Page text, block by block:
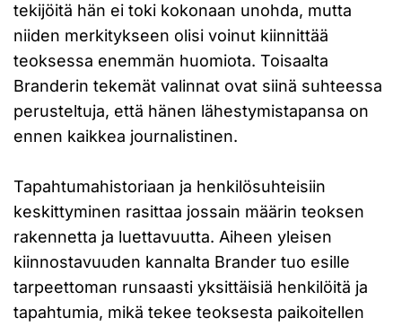
tekijöitä hän ei toki kokonaan unohda, mutta
niiden merkitykseen olisi voinut kiinnittää
teoksessa enemmän huomiota. Toisaalta
Branderin tekemät valinnat ovat siinä suhteessa
perusteltuja, että hänen lähestymistapansa on
ennen kaikkea journalistinen.
Tapahtumahistoriaan ja henkilösuhteisiin
keskittyminen rasittaa jossain määrin teoksen
rakennetta ja luettavuutta. Aiheen yleisen
kiinnostavuuden kannalta Brander tuo esille
tarpeettoman runsaasti yksittäisiä henkilöitä ja
tapahtumia, mikä tekee teoksesta paikoitellen